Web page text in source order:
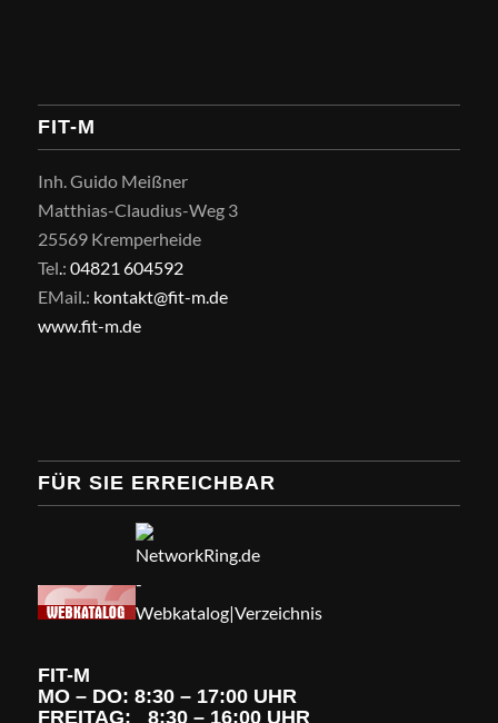
FIT-M
Inh. Guido Meißner
Matthias-Claudius-Weg 3
25569 Kremperheide
Tel : 04821 604592
EMail : kontakt@fit-m.de
www.fit-m.de
FÜR SIE ERREICHBAR
FIT-M
MO – DO: 8:30 – 17:00 UHR
FREITAG: 8:30 – 16:00 UHR